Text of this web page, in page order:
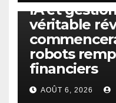
IA et
véritable
robots
financiers
AOÛT 6, 2026